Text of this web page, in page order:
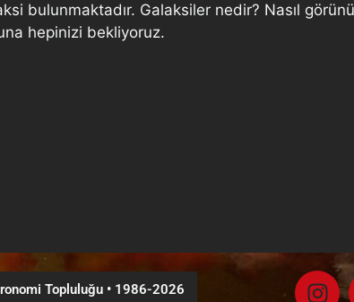
bulunmaktadır. Galaksiler nedir? Nasıl
hepinizi bekliyoruz.
Topluluğu • 1986-2026